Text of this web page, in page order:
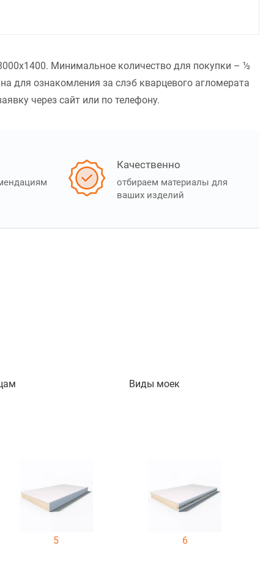
Минимальное количество для покупки – ½
для ознакомления за слэб кварцевого агломерата
через сайт или по телефону.
Качественно
отбираем материалы для
ваших изделий
Виды моек
5 6